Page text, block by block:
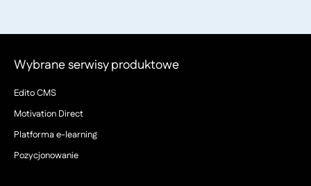
Wybrane serwisy produktowe
Edito CMS
Motivation Direct
Platforma e-learning
Pozycjonowanie